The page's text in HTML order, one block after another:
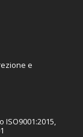
e
ISO9001:2015,